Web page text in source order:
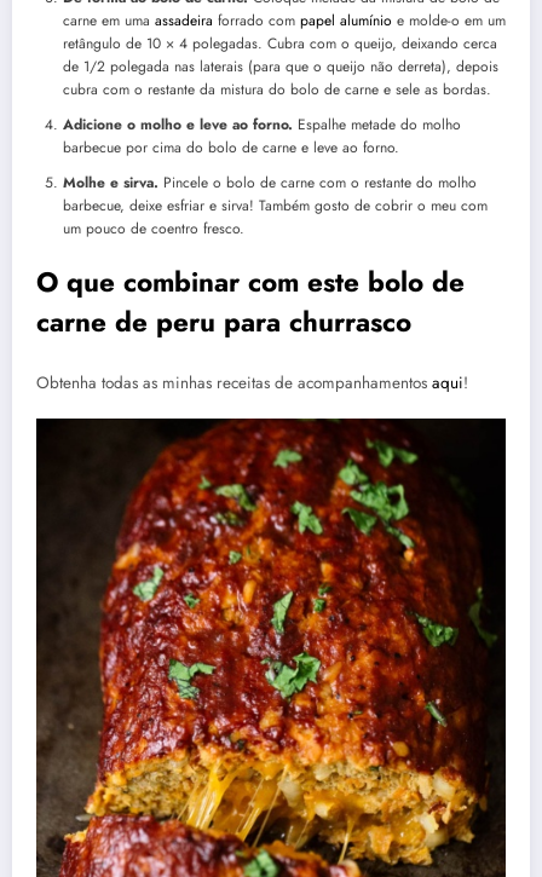
carne em uma assadeira forrado com papel alumínio e molde-o em um
retângulo de 10 × 4 polegadas. Cubra com o queijo, deixando cerca
de 1/2 polegada nas laterais (para que o queijo não derreta), depois
cubra com o restante da mistura do bolo de carne e sele as bordas.
Adicione o molho e leve ao forno. Espalhe metade do molho
barbecue por cima do bolo de carne e leve ao forno.
Molhe e sirva. Pincele o bolo de carne com o restante do molho
barbecue, deixe esfriar e sirva! Também gosto de cobrir o meu com
um pouco de coentro fresco.
O que combinar com este bolo de
carne de peru para churrasco
Obtenha todas as minhas receitas de acompanhamentos aqui!